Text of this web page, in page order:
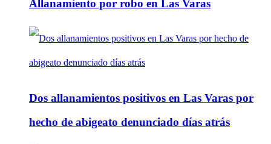
Allanamiento por robo en Las Varas
Dos allanamientos positivos en Las Varas por
hecho de abigeato denunciado días atrás